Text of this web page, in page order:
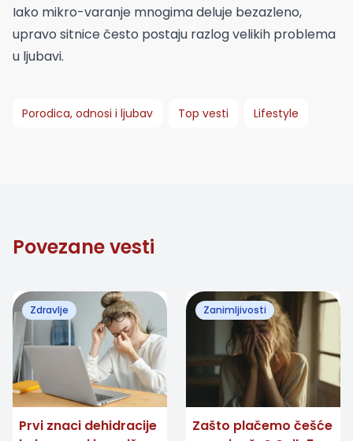
Iako mikro-varanje mnogima deluje bezazleno,
upravo sitnice često postaju razlog velikih problema
u ljubavi.
Porodica, odnosi i ljubav Top vesti Lifestyle
Povezane vesti
Zdravlje
Prvi znaci dehidracije
Zanimljivosti
Zašto plačemo češće